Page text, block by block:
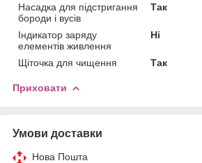
Насадка для підстригання
бороди і вусів
Так
Індикатор заряду
елементів живлення
Ні
Щіточка для чищення Так
Приховати
Умови доставки
Нова Пошта